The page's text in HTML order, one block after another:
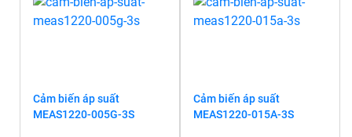
Cảm biến áp suất
MEAS1220-005G-3S
Cảm biến áp suất
MEAS1220-015A-3S